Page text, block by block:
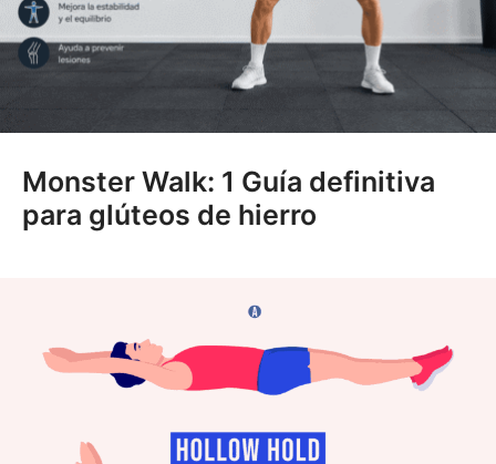
Monster Walk: 1 Guía definitiva
para glúteos de hierro